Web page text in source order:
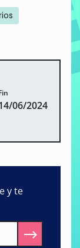
06/2024
y te